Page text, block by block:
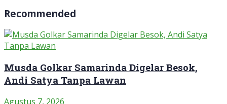
Recommended
Musda Golkar Samarinda Digelar Besok,
Andi Satya Tanpa Lawan
Agustus 7, 2026